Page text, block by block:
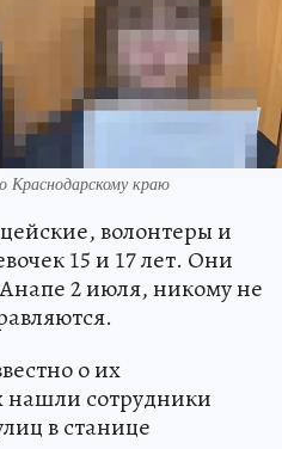
краю
волонтеры и
15 и 17 лет. Они
2 июля, никому не
о их
сотрудники
в станице